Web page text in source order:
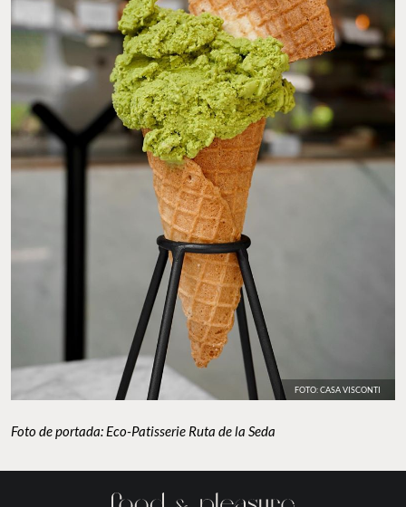
FOTO: CASA VISCONTI
Foto de portada: Eco-Patisserie Ruta de la Seda